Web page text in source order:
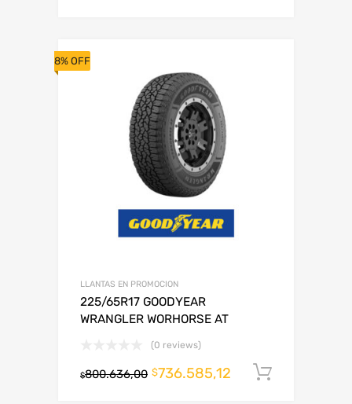
8% OFF
LLANTAS EN PROMOCION
225/65R17 GOODYEAR
WRANGLER WORHORSE AT
(0 reviews)
$800.636,00 $736.585,12